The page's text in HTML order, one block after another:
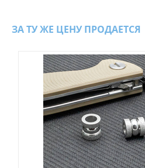
ЗА ТУ ЖЕ ЦЕНУ ПРОДАЕТСЯ